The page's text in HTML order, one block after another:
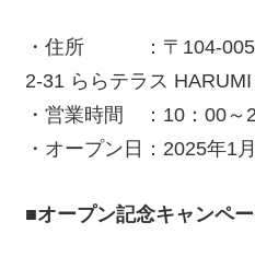
・住所 ：〒104-
2-31 ららテラス
・営業時間 ：10：00～
・オープン日：2025年1
■オープン記念キャンペー